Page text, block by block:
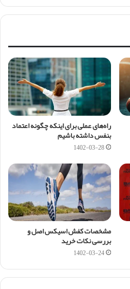
راه‌های عملی برای اینکه چگونه اعتماد
بنفس داشته باشیم
1402-03-28
مشخصات کفش اسیکس اصل و
بررسی نکات خرید
1402-03-24